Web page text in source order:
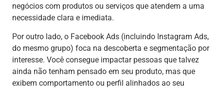
negócios com produtos ou serviços que atendem a uma
necessidade clara e imediata.
Por outro lado, o Facebook Ads (incluindo Instagram Ads,
do mesmo grupo) foca na descoberta e segmentação por
interesse. Você consegue impactar pessoas que talvez
ainda não tenham pensado em seu produto, mas que
exibem comportamento ou perfil alinhados ao seu